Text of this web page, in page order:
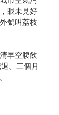
眼未見好
號叫荔枝
早空腹飲
。三個月